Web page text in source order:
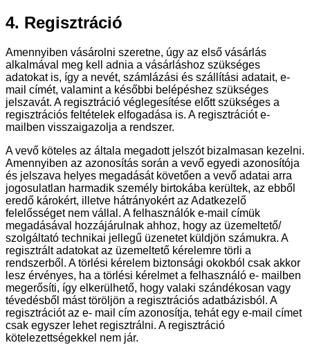
4. Regisztráció
Amennyiben vásárolni szeretne, úgy az első vásárlás
alkalmával meg kell adnia a vásárláshoz szükséges
adatokat is, így a nevét, számlázási és szállítási adatait, e-
mail címét, valamint a későbbi belépéshez szükséges
jelszavát. A regisztráció véglegesítése előtt szükséges a
regisztrációs feltételek elfogadása is. A regisztrációt e-
mailben visszaigazolja a rendszer.
A vevő köteles az általa megadott jelszót bizalmasan kezelni.
Amennyiben az azonosítás során a vevő egyedi azonosítója
és jelszava helyes megadását követően a vevő adatai arra
jogosulatlan harmadik személy birtokába kerültek, az ebből
eredő károkért, illetve hátrányokért az Adatkezelő
felelősséget nem vállal. A felhasználók e-mail címük
megadásával hozzájárulnak ahhoz, hogy az üzemeltető/
szolgáltató technikai jellegű üzenetet küldjön számukra. A
regisztrált adatokat az üzemeltető kérelemre törli a
rendszerből. A törlési kérelem biztonsági okokból csak akkor
lesz érvényes, ha a törlési kérelmet a felhasználó e- mailben
megerősíti, így elkerülhető, hogy valaki szándékosan vagy
tévedésből mást töröljön a regisztrációs adatbázisból. A
regisztrációt az e- mail cím azonosítja, tehát egy e-mail címet
csak egyszer lehet regisztrálni. A regisztráció
kötelezettségekkel nem jár.